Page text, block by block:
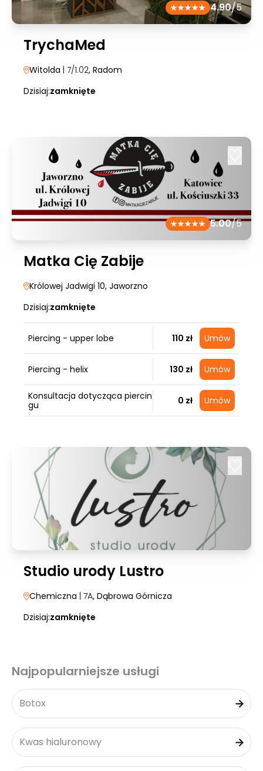
4.90/5
TrychaMed
Witolda | 7/1.02, Radom
Dzisiaj:zamknięte
5.00/5
Matka Cię Zabije
Królowej Jadwigi 10, Jaworzno
Dzisiaj:zamknięte
Piercing - upper lobe 110 zł Umów
Piercing - helix 130 zł Umów
Konsultacja dotycząca piercin
gu
0 zł Umów
Studio urody Lustro
Chemiczna | 7A, Dąbrowa Górnicza
Dzisiaj:zamknięte
Najpopularniejsze usługi
Botox
Kwas hialuronowy